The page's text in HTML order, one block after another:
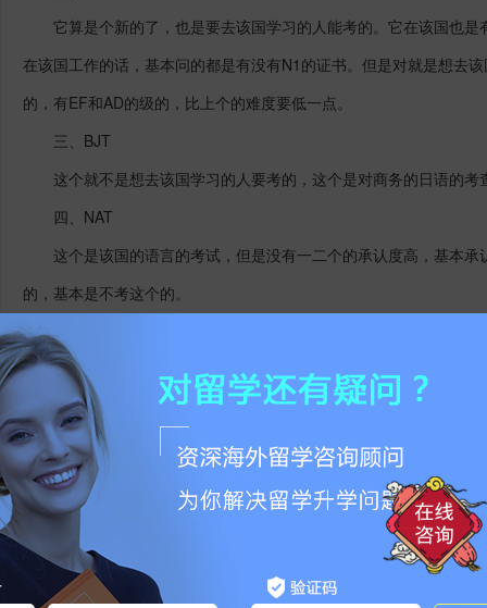
它算是个新的了，也是要去该国学习的人能考的。它在该国也
在该国工作的话，基本问的都是有没有N1的证书。但是对就是想去
的，有EF和AD的级的，比上个的难度要低一点。
三、 BJT
这个就不是想去该国学习的人要考的，这个是对商务的日语的
四、 NAT
这个是该国的语言的考试，但是没有一二个的承认度高，基本
的，基本是不考这个的。
非特殊说明，本文版权原作者，转载请注明出处
本文地址： https://www.jiemo.net/news/show-2769685.html
请勿相信除官方外其他任何联系方式，谨防被骗！
0条评论 登陆